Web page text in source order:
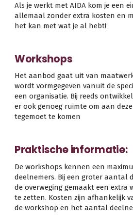
Als je werkt met AIDA kom je een
allemaal zonder extra kosten en
het kan met wat je al hebt!
Workshops
Het aanbod gaat uit van
wordt vormgegeven vanuit de
een organisatie. Bij reeds
er ook genoeg ruimte om aan
tegemoet te komen
Praktische informatie:
De workshops kennen een
deelnemers. Bij een groter aantal
de overweging gemaakt een extra
te zetten. Kosten zijn afhankelijk
de workshop en het aantal